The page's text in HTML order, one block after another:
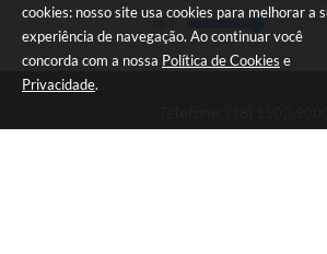
cookies: nosso site usa cookies para melhorar a
experiência de navegação. Ao continuar você
concorda com a nossa Política de Cookies e
Privacidade.